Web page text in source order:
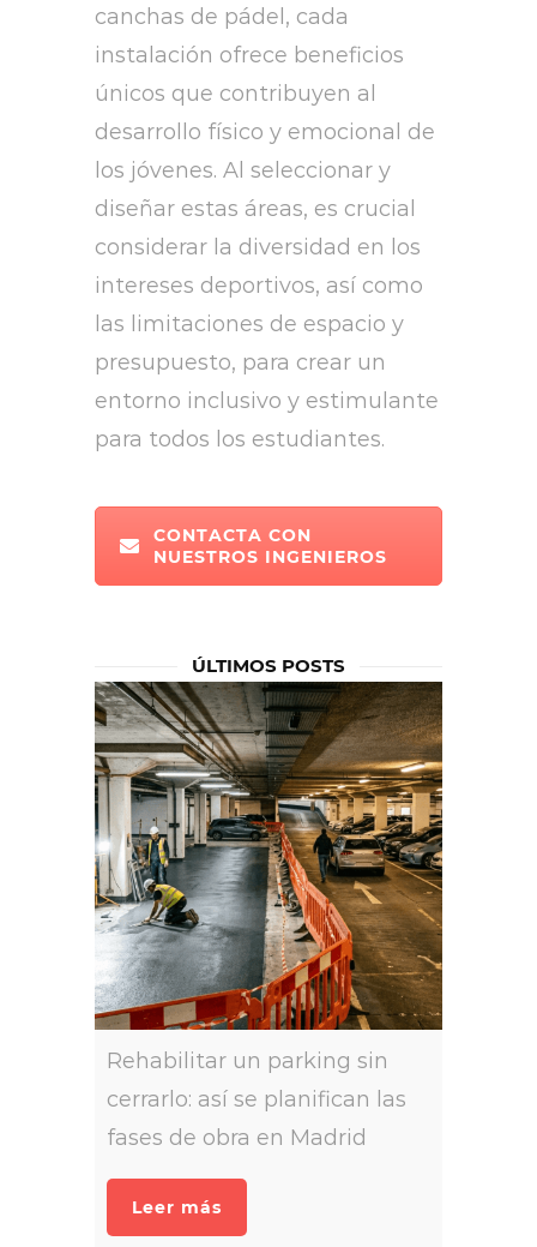
canchas de pádel, cada
instalación ofrece beneficios
únicos que contribuyen al
desarrollo físico y emocional de
los jóvenes. Al seleccionar y
diseñar estas áreas, es crucial
considerar la diversidad en los
intereses deportivos, así como
las limitaciones de espacio y
presupuesto, para crear un
entorno inclusivo y estimulante
para todos los estudiantes.
CONTACTA CON
NUESTROS INGENIEROS
ÚLTIMOS POSTS
Rehabilitar un parking sin
cerrarlo: así se planifican las
fases de obra en Madrid
Leer más